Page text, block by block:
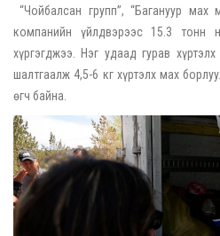
“Чойбалсан групп”, “Багануур мах
компанийн үйлдвэрээс 15.3 тонн
хүргэгджээ. Нэг удаад гурав
шалтгаалж 4,5-6 кг хүртэлх мах
өгч байна.